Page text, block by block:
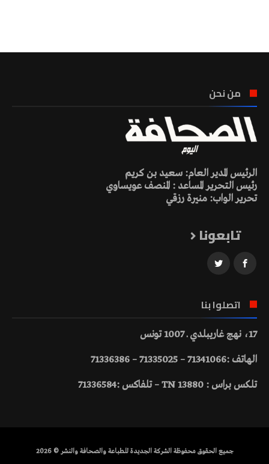
من نحن
الرئيس المدير العام: سعيد بن كريم
رئيس التحرير المساعد : المنصف عويساوي
تحرير الواب: منيرة رزقي
تابعونا
اتصلوا بنا
17، نهج غاريبلدي ـ 1007 تونس
الهاتف :71341066 – 71335025 – 71336386
تلكس براس : 13880 TN – تلفاكس :71336584
جميع الحقوق محفوظة الشركة الجديدة للطباعة والصحافة والنشر © 2026